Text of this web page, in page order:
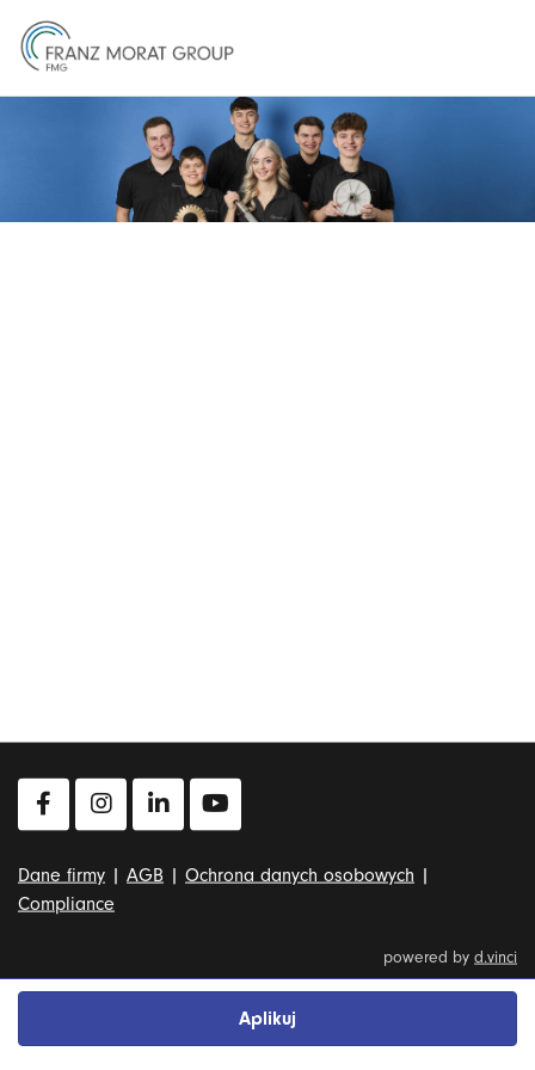
Aplikuj
Dane firmy | AGB | Ochrona danych osobowych |
Compliance
powered by d.vinci